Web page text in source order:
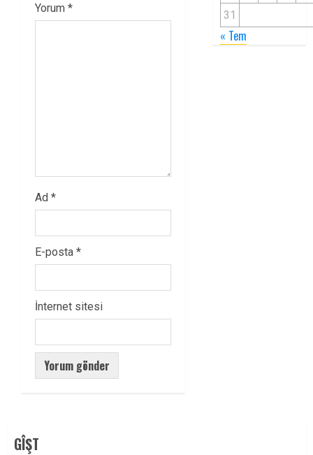
Yorum *
Ad *
E-posta *
İnternet sitesi
31
« Tem
GÎŞT